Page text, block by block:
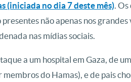
(iniciada no dia 7 deste mês).
não apenas nos grandes
nas mídias sociais.
a um hospital em Gaza, de
do Hamas), e de pais